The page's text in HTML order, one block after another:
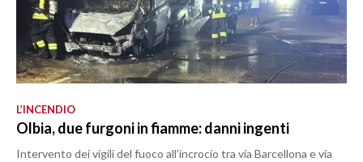
L’INCENDIO
Olbia, due furgoni in fiamme: danni ingenti
Intervento dei vigili del fuoco all’incrocio tra via Barcellona e via